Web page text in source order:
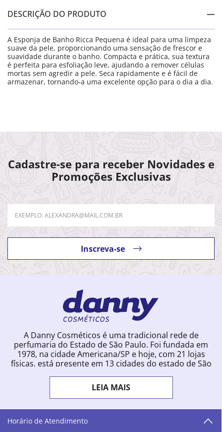
DESCRIÇÃO DO PRODUTO
A Esponja de Banho Ricca Pequena é ideal para uma limpeza
suave da pele, proporcionando uma sensação de frescor e
suavidade durante o banho. Compacta e prática, sua textura
é perfeita para esfoliação leve, ajudando a remover células
mortas sem agredir a pele. Seca rapidamente e é fácil de
armazenar, tornando-a uma excelente opção para o dia a dia.
Cadastre-se para receber Novidades e
Promoções Exclusivas
Inscreva-se
A Danny Cosméticos é uma tradicional rede de
perfumaria do Estado de São Paulo. Foi fundada em
1978, na cidade Americana/SP e hoje, com 21 lojas
físicas, está presente em 13 cidades do estado de São
começou a vender para todo o território brasileiro.
Com uma infinidade de marcas e a filosofia de vender
produtos que vão do popular ao luxo, a Danny
Cosméticos mantém parceria com aproximadamente
300 grandes fornecedores e lançamentos diários na
LEIA MAIS
Horário de Atendimento